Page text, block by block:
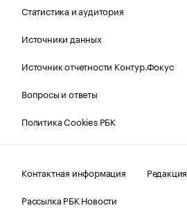
Статистика и аудитория
Источники данных
Источник отчетности Контур.Фокус
Вопросы и ответы
Политика Cookies РБК
Контактная информация
Редакция
Рассылка РБК Новости